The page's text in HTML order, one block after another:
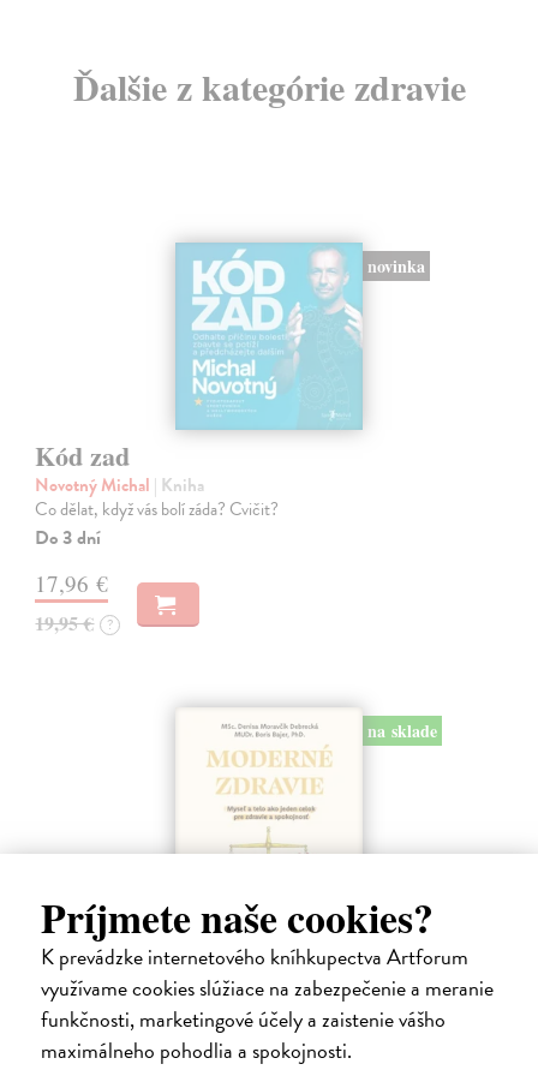
Príjmete naše cookies?
K prevádzke internetového kníhkupectva Artforum
využívame cookies slúžiace na zabezpečenie a meranie
funkčnosti, marketingové účely a zaistenie vášho
maximálneho pohodlia a spokojnosti.
Ďalšie z kategórie zdravie
novinka
Kód zad
Novotný Michal | Kniha
Co dělat, když vás bolí záda? Cvičit?
Do 3 dní
17,96 €
19,95 € ?
na sklade
Moderné zdravie
Moravčík Debrecká Denisa| Kniha
Koľkokrát ste už sedeli v ambulancii, počuli vetu „Všetko máte v